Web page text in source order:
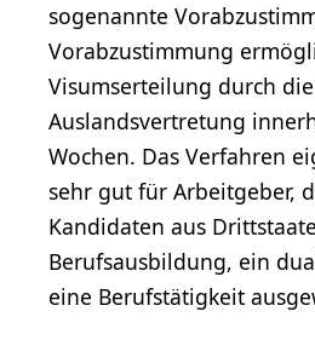
sogenannte
Vorabzustimmung
Visumserteilung durch
Auslandsvertretung
Wochen. Das Verfahren
sehr gut für Arbeitgeber,
Kandidaten aus
Berufsausbildung, ein
eine Berufstätigkeit